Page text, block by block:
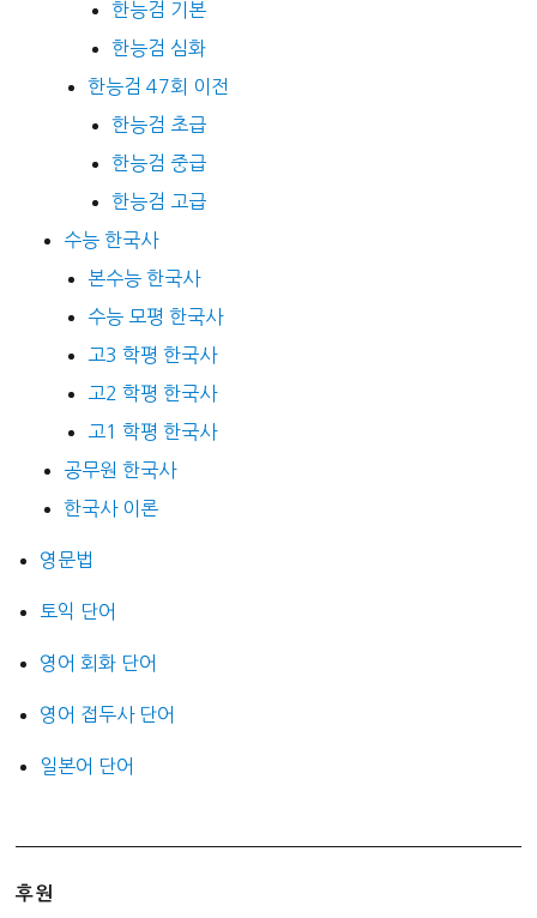
한능검 기본
한능검 심화
한능검 47회 이전
한능검 초급
한능검 중급
한능검 고급
수능 한국사
본수능 한국사
수능 모평 한국사
고3 학평 한국사
고2 학평 한국사
고1 학평 한국사
공무원 한국사
한국사 이론
영문법
토익 단어
영어 회화 단어
영어 접두사 단어
일본어 단어
후원